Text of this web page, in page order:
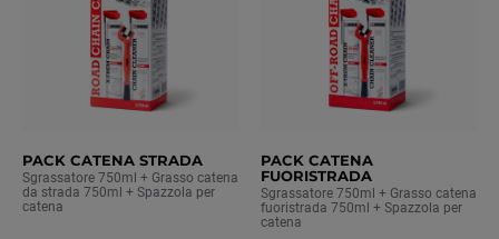
PACK CATENA STRADA
Sgrassatore 750ml + Grasso catena
da strada 750ml + Spazzola per
catena
PACK CATENA
FUORISTRADA
Sgrassatore 750ml + Grasso catena
fuoristrada 750ml + Spazzola per
catena